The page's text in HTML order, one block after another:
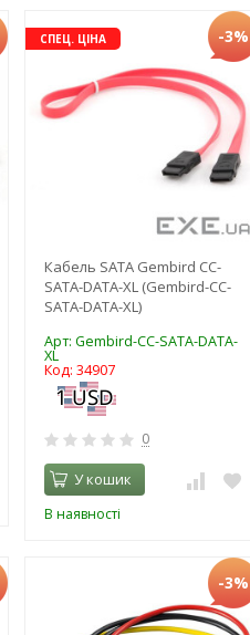
СПЕЦ. ЦІНА -3%
Кабель SATA Gembird CC-
SATA-DATA-XL (Gembird-CC-
SATA-DATA-XL)
Арт: Gembird-CC-SATA-DATA-
XL
Код: 34907
0
У кошик
В наявності
-3%